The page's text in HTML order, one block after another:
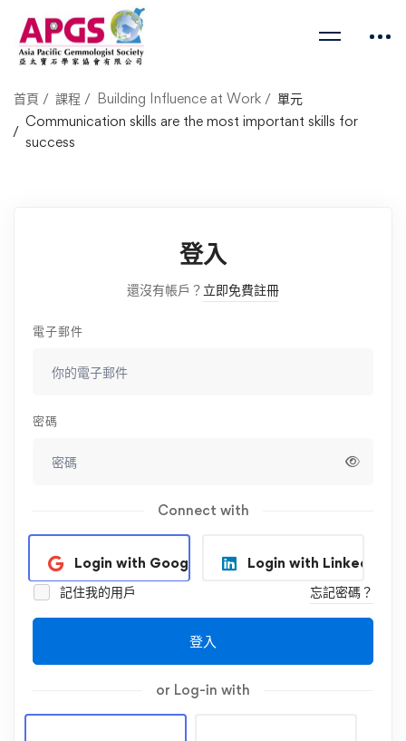
首頁 課程 Building Influence at Work
單元
Communication skills are the most important skills for
success
登入
還沒有帳戶？ 立即免費註冊
電子郵件
密碼
Connect with
Login with Google
Login with Linkedin
記住我的用戶
忘記密碼？
登入
or Log-in with